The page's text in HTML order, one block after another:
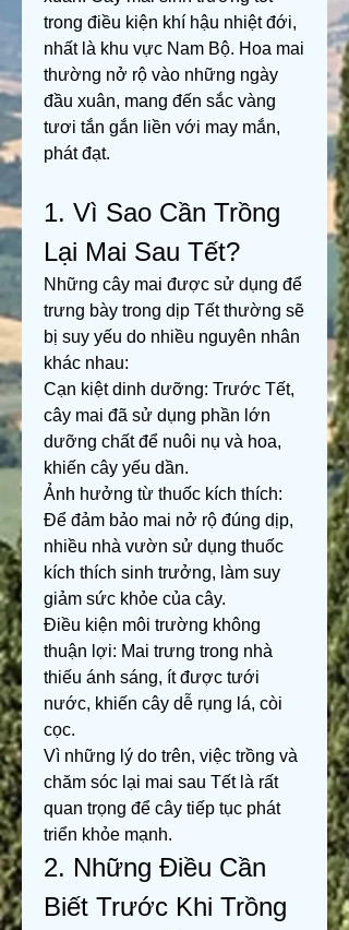
trong điều kiện khí hậu nhiệt đới,
nhất là khu vực Nam Bộ. Hoa mai
thường nở rộ vào những ngày
đầu xuân, mang đến sắc vàng
tươi tắn gắn liền với may mắn,
phát đạt.
1. Vì Sao Cần Trồng
Lại Mai Sau Tết?
Những cây mai được sử dụng để
trưng bày trong dịp Tết thường sẽ
bị suy yếu do nhiều nguyên nhân
khác nhau:
Cạn kiệt dinh dưỡng: Trước Tết,
cây mai đã sử dụng phần lớn
dưỡng chất để nuôi nụ và hoa,
khiến cây yếu dần.
Ảnh hưởng từ thuốc kích thích:
Để đảm bảo mai nở rộ đúng dịp,
nhiều nhà vườn sử dụng thuốc
kích thích sinh trưởng, làm suy
giảm sức khỏe của cây.
Điều kiện môi trường không
thuận lợi: Mai trưng trong nhà
thiếu ánh sáng, ít được tưới
nước, khiến cây dễ rụng lá, còi
cọc.
Vì những lý do trên, việc trồng và
chăm sóc lại mai sau Tết là rất
quan trọng để cây tiếp tục phát
triển khỏe mạnh.
2. Những Điều Cần
Biết Trước Khi Trồng